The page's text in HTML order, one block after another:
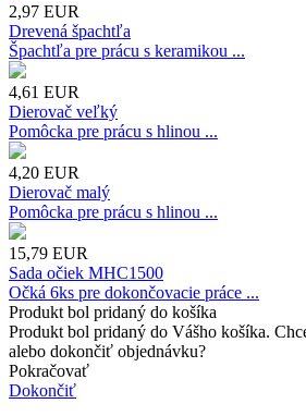
2,97 EUR
Drevená špachtľa
Špachtľa pre prácu s keramikou ...
4,61 EUR
Dierovač veľký
Pomôcka pre prácu s hlinou ...
4,20 EUR
Dierovač malý
Pomôcka pre prácu s hlinou ...
15,79 EUR
Sada očiek MHC1500
Očká 6ks pre dokončovacie práce ...
Produkt bol pridaný do košíka
Produkt bol pridaný do Vášho košíka.
alebo dokončiť objednávku?
Pokračovať
Dokončiť